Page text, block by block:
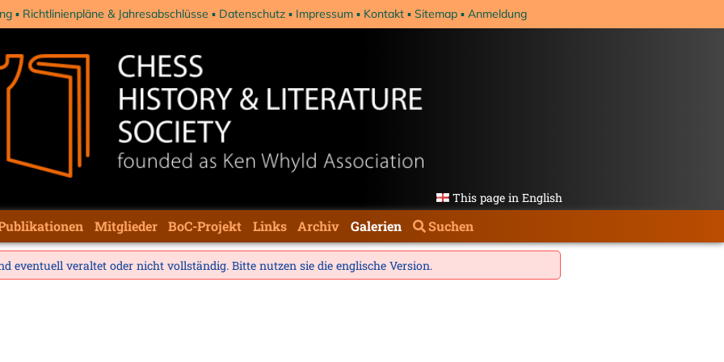
Richtlinienpläne & Jahresabschlüsse Datenschutz Impressum Kontakt Sitemap Anmeldung
This page in English
Mitglieder BoC-Projekt Links Archiv Galerien Suchen
eventuell veraltet oder nicht vollständig. Bitte nutzen sie die englische Version.